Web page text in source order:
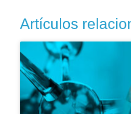
Artículos